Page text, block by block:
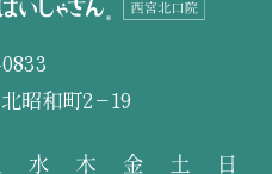
0833
昭和町2−19